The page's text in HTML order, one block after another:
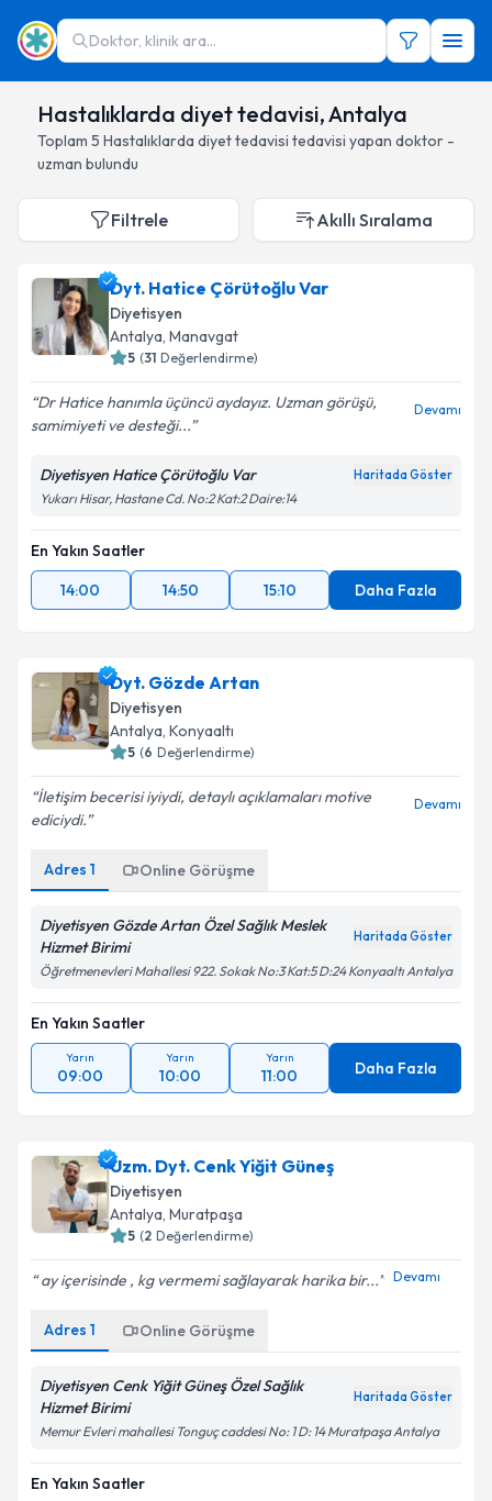
Doktor, klinik ara...
Hastalıklarda diyet tedavisi, Antalya
Toplam 5 Hastalıklarda diyet tedavisi tedavisi yapan doktor -
uzman bulundu
Filtrele Akıllı Sıralama
Dyt. Hatice Çörütoğlu Var
Diyetisyen
Antalya, Manavgat
5 (31 Değerlendirme)
Dr Hatice hanımla üçüncü aydayız. Uzman görüşü,
samimiyeti ve desteği...
Devamı
Diyetisyen Hatice Çörütoğlu Var Haritada Göster
Yukarı Hisar, Hastane Cd. No:2 Kat:2 Daire:14
En Yakın Saatler
14:00
14:50 15:10 Daha Fazla
Dyt. Gözde Artan
Diyetisyen
Antalya, Konyaaltı
5 (6 Değerlendirme)
İletişim becerisi iyiydi, detaylı açıklamaları motive
ediciydi.
Devamı
Adres 1 Online Görüşme
Diyetisyen Gözde Artan Özel Sağlık Meslek
Hizmet Birimi
Haritada Göster
Öğretmenevleri Mahallesi 922. Sokak No:3 Kat:5 D:24 Konyaaltı Antalya
En Yakın Saatler
Yarın
09:00
Yarın
10:00
Yarın
11:00 Daha Fazla
Uzm. Dyt. Cenk Yiğit Güneş
Diyetisyen
Antalya, Muratpaşa
5 (2 Değerlendirme)
ay içerisinde , kg vermemi sağlayarak harika bir... Devamı
Adres 1 Online Görüşme
Diyetisyen Cenk Yiğit Güneş Özel Sağlık
Hizmet Birimi
Haritada Göster
Memur Evleri mahallesi Tonguç caddesi No: 1 D: 14 Muratpaşa Antalya
En Yakın Saatler